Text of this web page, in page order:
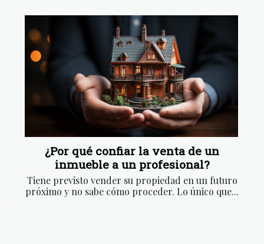
¿Por qué confiar la venta de un
inmueble a un profesional?
Tiene previsto vender su propiedad en un futuro
próximo y no sabe cómo proceder. Lo único que...